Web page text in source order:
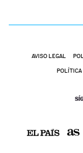
AVISO LEGAL
POLÍTICA